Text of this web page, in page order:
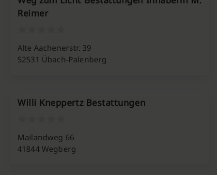
Reimer
Alte Aachenerstr. 39
52531 Übach-Palenberg
Willi Kneppertz Bestattungen
Mailandweg 66
41844 Wegberg